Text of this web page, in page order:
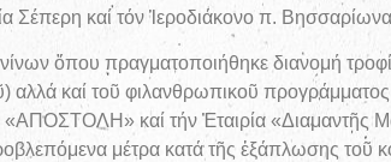
Σέπερη καί τόν Ἱεροδιάκονο π.
ὅπου πραγματοποιήθηκε διανομή
καί τοῦ φιλανθρωπικοῦ
καί τήν Ἐταιρία «Διαμαντῆς
μέτρα κατά τῆς ἐξάπλωσης τοῦ